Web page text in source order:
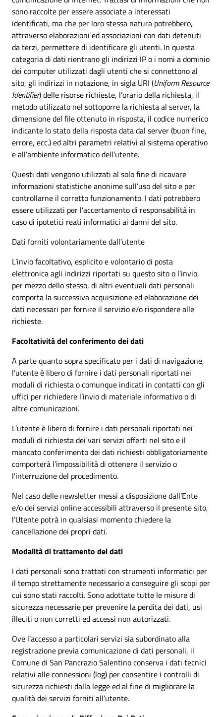
sono raccolte per essere associate a interessati
identificati, ma che per loro stessa natura potrebbero,
attraverso elaborazioni ed associazioni con dati detenuti
da terzi, permettere di identificare gli utenti. In questa
categoria di dati rientrano gli indirizzi IP o i nomi a dominio
dei computer utilizzati dagli utenti che si connettono al
sito, gli indirizzi in notazione, in sigla URI (Uniform Resource
Identifier) delle risorse richieste, l’orario della richiesta, il
metodo utilizzato nel sottoporre la richiesta al server, la
dimensione del file ottenuto in risposta, il codice numerico
indicante lo stato della risposta data dal server (buon fine,
errore, ecc.) ed altri parametri relativi al sistema operativo
e all’ambiente informatico dell’utente.
Questi dati vengono utilizzati al solo fine di ricavare
informazioni statistiche anonime sull’uso del sito e per
controllarne il corretto funzionamento. I dati potrebbero
essere utilizzati per l’accertamento di responsabilità in
caso di ipotetici reati informatici ai danni del sito.
Dati forniti volontariamente dall’utente
L’invio facoltativo, esplicito e volontario di posta
elettronica agli indirizzi riportati su questo sito o l’invio,
per mezzo dello stesso, di altri eventuali dati personali
comporta la successiva acquisizione ed elaborazione dei
dati necessari per fornire il servizio e/o rispondere alle
richieste.
Facoltatività del conferimento dei dati
A parte quanto sopra specificato per i dati di navigazione,
l’utente è libero di fornire i dati personali riportati nei
moduli di richiesta o comunque indicati in contatti con gli
uffici per richiedere l’invio di materiale informativo o di
altre comunicazioni.
L’utente è libero di fornire i dati personali riportati nei
moduli di richiesta dei vari servizi offerti nel sito e il
mancato conferimento dei dati richiesti obbligatoriamente
comporterà l’impossibilità di ottenere il servizio o
l’interruzione del procedimento.
Nel caso delle newsletter messi a disposizione dall’Ente
e/o dei servizi online accessibili attraverso il presente sito,
l’Utente potrà in qualsiasi momento chiedere la
cancellazione dei propri dati.
Modalità di trattamento dei dati
I dati personali sono trattati con strumenti informatici per
il tempo strettamente necessario a conseguire gli scopi per
cui sono stati raccolti. Sono adottate tutte le misure di
sicurezza necessarie per prevenire la perdita dei dati, usi
illeciti o non corretti ed accessi non autorizzati.
Ove l’accesso a particolari servizi sia subordinato alla
registrazione previa comunicazione di dati personali, il
Comune di San Pancrazio Salentino conserva i dati tecnici
relativi alle connessioni (log) per consentire i controlli di
sicurezza richiesti dalla legge ed al fine di migliorare la
qualità dei servizi forniti all’utente.